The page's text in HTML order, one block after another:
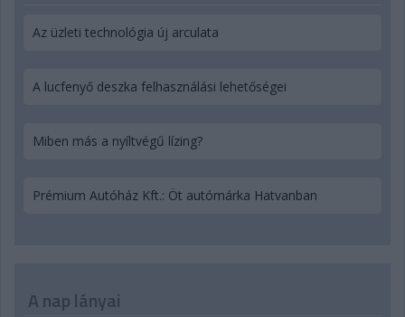
Az üzleti technológia új arculata
A lucfenyő deszka felhasználási lehetőségei
Miben más a nyíltvégű lízing?
Prémium Autóház Kft.: Öt autómárka Hatvanban
A nap lányai